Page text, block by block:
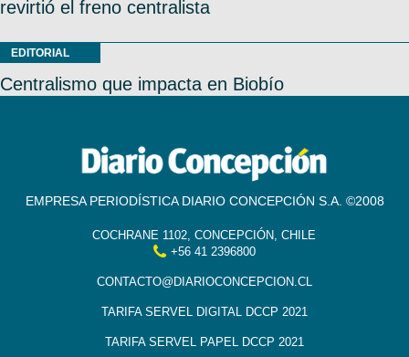
revirtió el freno centralista
EDITORIAL
Centralismo que impacta en Biobío
EMPRESA PERIODÍSTICA DIARIO CONCEPCIÓN S.A. ©2008
COCHRANE 1102, CONCEPCIÓN, CHILE
+56 41 2396800
CONTACTO@DIARIOCONCEPCION.CL
TARIFA SERVEL DIGITAL DCCP 2021
TARIFA SERVEL PAPEL DCCP 2021